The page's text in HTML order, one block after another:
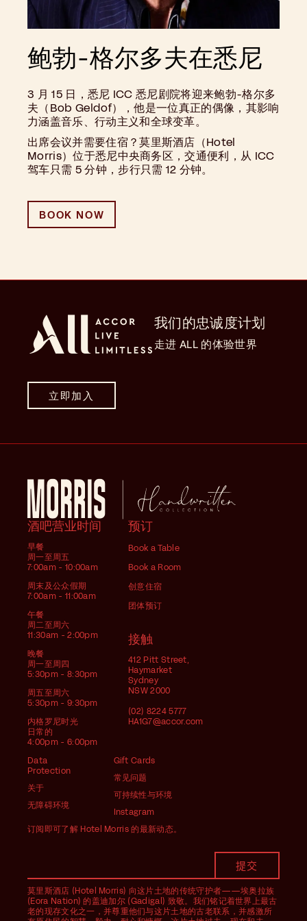
鲍勃-格尔多夫在悉尼
3 月 15 日，悉尼 ICC 悉尼剧院将迎来鲍勃-格尔多
夫（Bob Geldof），他是一位真正的偶像，其影响
力涵盖音乐、行动主义和全球变革。
出席会议并需要住宿？莫里斯酒店（Hotel
Morris）位于悉尼中央商务区，交通便利，从 ICC
驾车只需 5 分钟，步行只需 12 分钟。
BOOK NOW
我们的忠诚度计划
走进 ALL 的体验世界
立即加入
酒吧营业时间
早餐
周一至周五
7:00am - 10:00am
周末及公众假期
7:00am - 11:00am
午餐
周二至周六
11:30am - 2:00pm
晚餐
周一至周四
5:30pm - 8:30pm
周五至周六
5:30pm - 9:30pm
内格罗尼时光
日常的
4:00pm - 6:00pm
预订
Book a Table
Book a Room
创意住宿
团体预订
接触
412 Pitt Street,
Haymarket
Sydney
NSW 2000
(02) 8224 5777
HA1G7@accor.com
Data
Protection
关于
无障碍环境
Gift Cards
常见问题
可持续性与环境
Instagram
订阅即可了解 Hotel Morris 的最新动态。
莫里斯酒店 (Hotel Morris) 向这片土地的传统守护者——埃奥拉族
(Eora Nation) 的盖迪加尔 (Gadigal) 致敬。我们铭记着世界上最古
老的现存文化之一，并尊重他们与这片土地的古老联系，并感激所